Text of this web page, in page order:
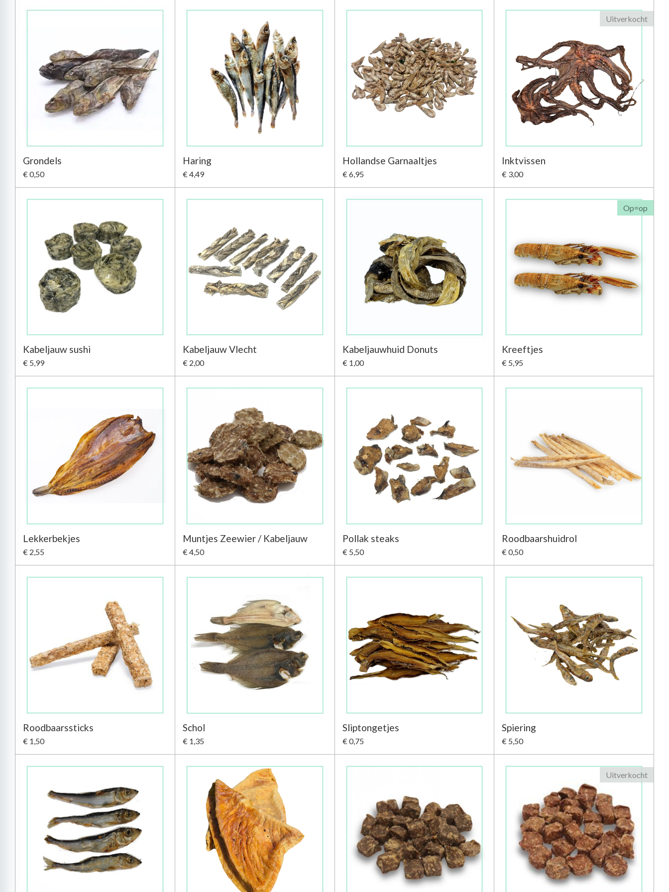
Grondels
€ 0,50
Haring
€ 4,49
Hollandse Garnaaltjes
€ 6,95
Uitverkocht
Inktvissen
€ 3,00
Kabeljauw sushi
€ 5,99
Kabeljauw Vlecht
€ 2,00
Kabeljauwhuid Donuts
€ 1,00
Op=op
Kreeftjes
€ 5,95
Lekkerbekjes
€ 2,55
Muntjes Zeewier / Kabeljauw
€ 4,50
Pollak steaks
€ 5,50
Roodbaarshuidrol
€ 0,50
Roodbaarssticks
€ 1,50
Schol
€ 1,35
Sliptongetjes
€ 0,75
Spiering
€ 5,50
Uitverkocht